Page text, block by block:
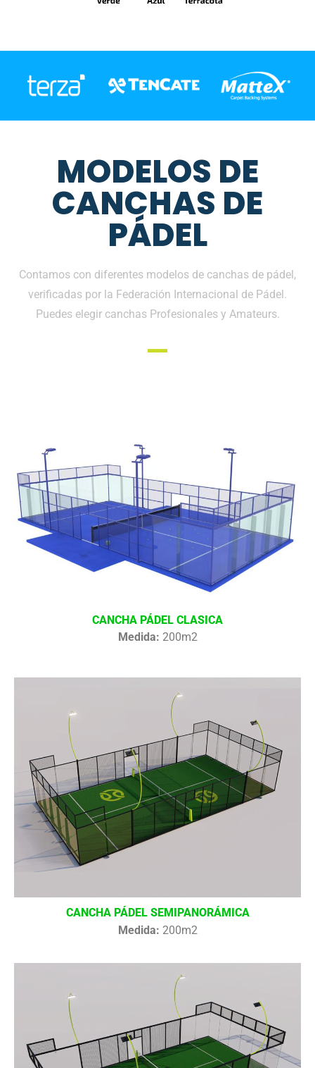
MODELOS DE
CANCHAS DE
PÁDEL
Contamos con diferentes modelos de canchas de pádel,
verificadas por la Federación Internacional de Pádel.
Puedes elegir canchas Profesionales y Amateurs.
CANCHA PÁDEL CLASICA
Medida: 200m2
CANCHA PÁDEL SEMIPANORÁMICA
Medida: 200m2